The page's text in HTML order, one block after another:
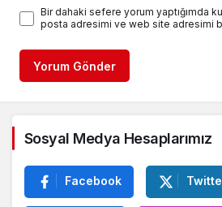
Bir dahaki sefere yorum yaptığımda
posta adresimi ve web site adresimi
Yorum Gönder
Sosyal Medya Hesaplarımız
Facebook